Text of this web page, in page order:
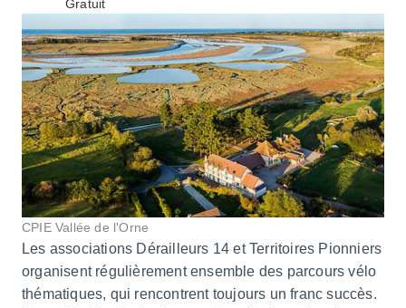
Gratuit
CPIE Vallée de l'Orne
Les associations Dérailleurs 14 et Territoires Pionniers
organisent régulièrement ensemble des parcours vélo
thématiques, qui rencontrent toujours un franc succès.